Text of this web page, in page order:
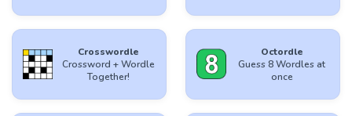
Crosswordle
Crossword + Wordle
Together!
Octordle
Guess 8 Wordles at
once